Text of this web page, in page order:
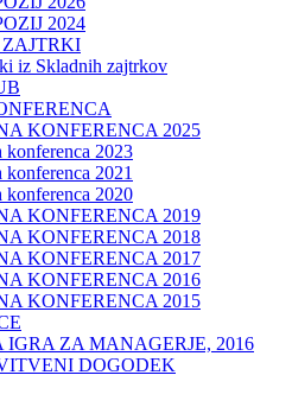
2024
iz Skladnih zajtrkov
KONFERENCA 2025
konferenca 2023
konferenca 2021
konferenca 2020
KONFERENCA 2019
KONFERENCA 2018
KONFERENCA 2017
KONFERENCA 2016
KONFERENCA 2015
IGRA ZA MANAGERJE, 2016
DOGODEK